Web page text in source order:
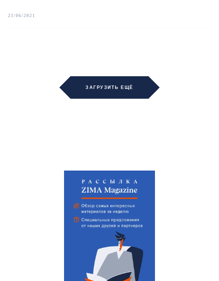
21/06/2021
ЗАГРУЗИТЬ ЕЩЁ